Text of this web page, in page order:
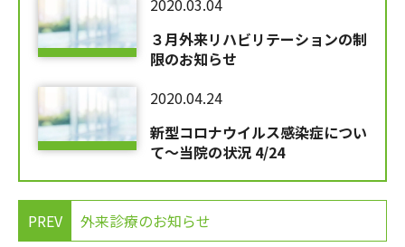
３月外来リハビリテーションの制
限のお知らせ
2020.04.24
新型コロナウイルス感染症につい
て～当院の状況 4/24
PREV 外来診療のお知らせ